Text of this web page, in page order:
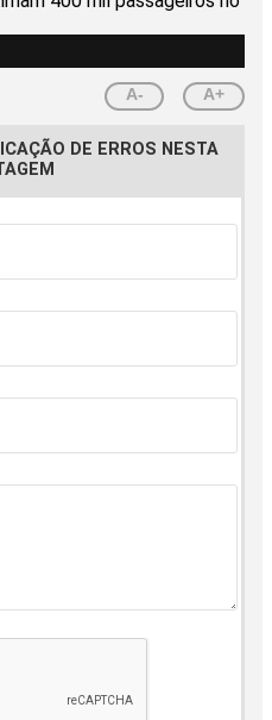
A- A+
DE ERROS NESTA